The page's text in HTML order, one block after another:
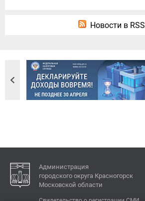
Новости в RSS
Администрация
городского округа Красногорск
Московской области